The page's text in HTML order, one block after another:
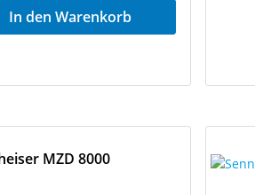
bei
Technische
für MKH 20, MKH 40
In den Warenkorb
MZD 8000